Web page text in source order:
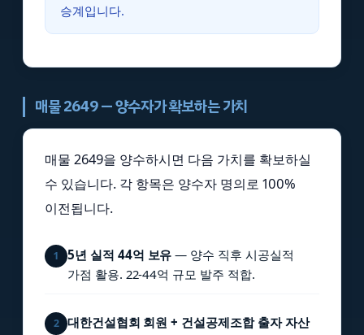
승계입니다.
매물 2649 — 양수자가 확보하는 가치
매물 2649을 양수하시면 다음 가치를 확보하실
수 있습니다. 각 항목은 양수자 명의로 100%
이전됩니다.
1 5년 실적 44억 보유 — 양수 직후 시공실적
가점 활용. 22-44억 규모 발주 적합.
2
대한건설협회 회원 + 건설공제조합 출자 자산